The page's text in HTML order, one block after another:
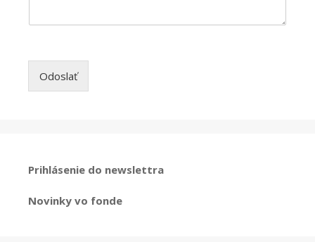
Odoslať
Prihlásenie do newslettra
Novinky vo fonde